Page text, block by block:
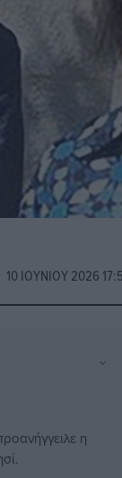
10 ΙΟΥΝΊΟΥ 2026
⌄
η